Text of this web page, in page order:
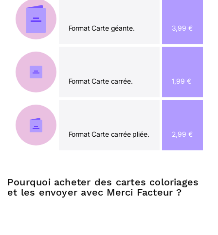
Format Carte géante. 3,99 €
Format Carte carrée. 1,99 €
Format Carte carrée pliée. 2,99 €
Pourquoi acheter des cartes coloriages
et les envoyer avec Merci Facteur ?